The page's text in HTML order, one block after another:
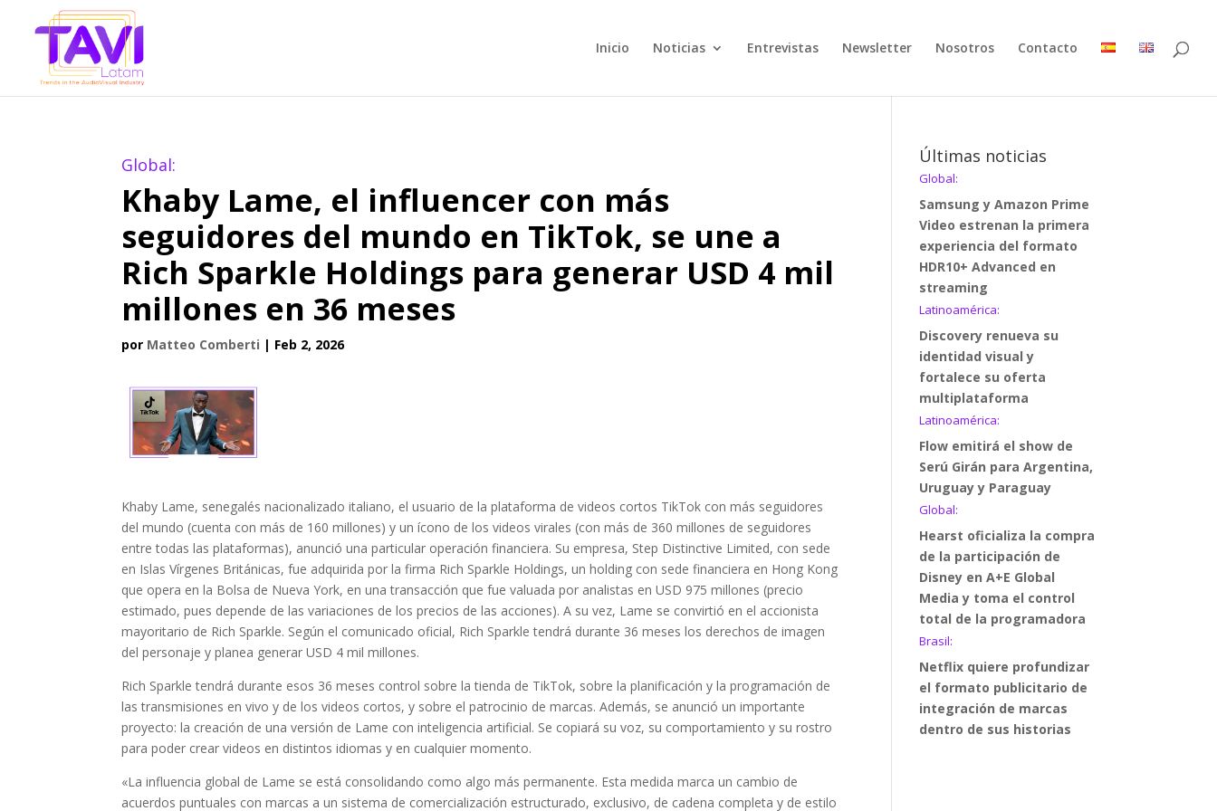
Inicio Noticias Entrevistas Newsletter Nosotros Contacto
Global:
Khaby Lame, el influencer con más
seguidores del mundo en TikTok, se une a
Rich Sparkle Holdings para generar USD 4 mil
millones en 36 meses
por Matteo Comberti | Feb 2, 2026
Khaby Lame, senegalés nacionalizado italiano, el usuario de la plataforma de videos cortos TikTok con más seguidores
del mundo (cuenta con más de 160 millones) y un ícono de los videos virales (con más de 360 millones de seguidores
entre todas las plataformas), anunció una particular operación financiera. Su empresa, Step Distinctive Limited, con sede
en Islas Vírgenes Británicas, fue adquirida por la firma Rich Sparkle Holdings, un holding con sede financiera en Hong Kong
que opera en la Bolsa de Nueva York, en una transacción que fue valuada por analistas en USD 975 millones (precio
estimado, pues depende de las variaciones de los precios de las acciones). A su vez, Lame se convirtió en el accionista
mayoritario de Rich Sparkle. Según el comunicado oficial, Rich Sparkle tendrá durante 36 meses los derechos de imagen
del personaje y planea generar USD 4 mil millones.
Rich Sparkle tendrá durante esos 36 meses control sobre la tienda de TikTok, sobre la planificación y la programación de
las transmisiones en vivo y de los videos cortos, y sobre el patrocinio de marcas. Además, se anunció un importante
proyecto: la creación de una versión de Lame con inteligencia artificial. Se copiará su voz, su comportamiento y su rostro
para poder crear videos en distintos idiomas y en cualquier momento.
«La influencia global de Lame se está consolidando como algo más permanente. Esta medida marca un cambio de
acuerdos puntuales con marcas a un sistema de comercialización estructurado, exclusivo, de cadena completa y de estilo
Últimas noticias
Global:
Samsung y Amazon Prime
Video estrenan la primera
experiencia del formato
HDR10+ Advanced en
streaming
Latinoamérica:
Discovery renueva su
identidad visual y
fortalece su oferta
multiplataforma
Latinoamérica:
Flow emitirá el show de
Serú Girán para Argentina,
Uruguay y Paraguay
Global:
Hearst oficializa la compra
de la participación de
Disney en A+E Global
Media y toma el control
total de la programadora
Brasil:
Netflix quiere profundizar
el formato publicitario de
integración de marcas
dentro de sus historias